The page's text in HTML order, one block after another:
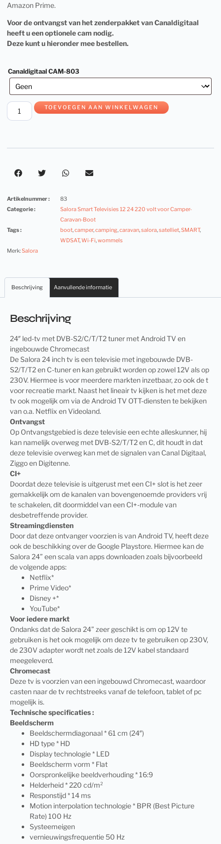
Amazon Prime.
Voor de ontvangst van het zenderpakket van Canaldigitaal
heeft u een optionele cam nodig.
Deze kunt u hieronder mee bestellen.
Canaldigitaal CAM-803
TOEVOEGEN AAN WINKELWAGEN
Artikelnummer :
83
Categorie :
Salora Smart Televisies 12 24 220 volt voor Camper-
Caravan-Boot
Tags :
boot,camper,camping,caravan,salora,satelliet,SMART,
WDSAT,Wi-Fi,wommels
Merk:Salora
Beschrijving Aanvullende informatie
Beschrijving
24″ led-tv met DVB-S2/C/T/T2 tuner met Android TV en
ingebouwde Chromecast
De Salora 24 inch tv is een televisie met ingebouwde DVB-
S2/T/T2 en C-tuner en kan gebruikt worden op zowel 12V als op
230V. Hiermee is voor meerdere markten inzetbaar, zo ook de t
voor recreatie markt. Naast het lineair tv kijken is het met deze
tv ook mogelijk om via de Android TV OTT-diensten te bekijken
van o.a. Netflix en Videoland.
Ontvangst
Op Ontvangstgebied is deze televisie een echte alleskunner, hij
kan namelijk overweg met DVB-S2/T/T2 en C, dit houdt in dat
deze televisie overweg kan met de signalen van Canal Digitaal,
Ziggo en Digitenne.
CI+
Doordat deze televisie is uitgerust met een CI+ slot is het zeer
gemakkelijk om de kanalen van bovengenoemde providers vrij
te schakelen, dit doormiddel van een CI+-module van
desbetreffende provider.
Streamingdiensten
Door dat deze ontvanger voorzien is van Android TV, heeft deze
ook de beschikking over de Google Playstore. Hiermee kan de
Salora 24” een scala van apps downloaden zoals bijvoorbeeld
de volgende apps:
Netflix*
Prime Video*
Disney +*
YouTube*
Voor iedere markt
Ondanks dat de Salora 24” zeer geschikt is om op 12V te
gebruiken is het ook mogelijk om deze tv te gebruiken op 230V,
de 230V adapter wordt net zoals de 12V kabel standaard
meegeleverd.
Chromecast
Deze tv is voorzien van een ingebouwd Chromecast, waardoor
casten naar de tv rechtstreeks vanaf de telefoon, tablet of pc
mogelijk is.
Technische specificaties :
Beeldscherm
Beeldschermdiagonaal * 61 cm (24″)
HD type * HD
Display technologie * LED
Beeldscherm vorm * Flat
Oorspronkelijke beeldverhouding * 16:9
Helderheid * 220 cd/m²
Responstijd * 14 ms
Motion interpolation technologie * BPR (Best Picture
Rate) 100 Hz
Systeemeigen
vernieuwingsfrequentie 50 Hz